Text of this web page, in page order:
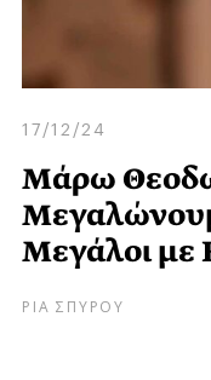
17/12/24
Μάρω
Μεγάλοι με
ΡΙΑ ΣΠΥΡΟΥ